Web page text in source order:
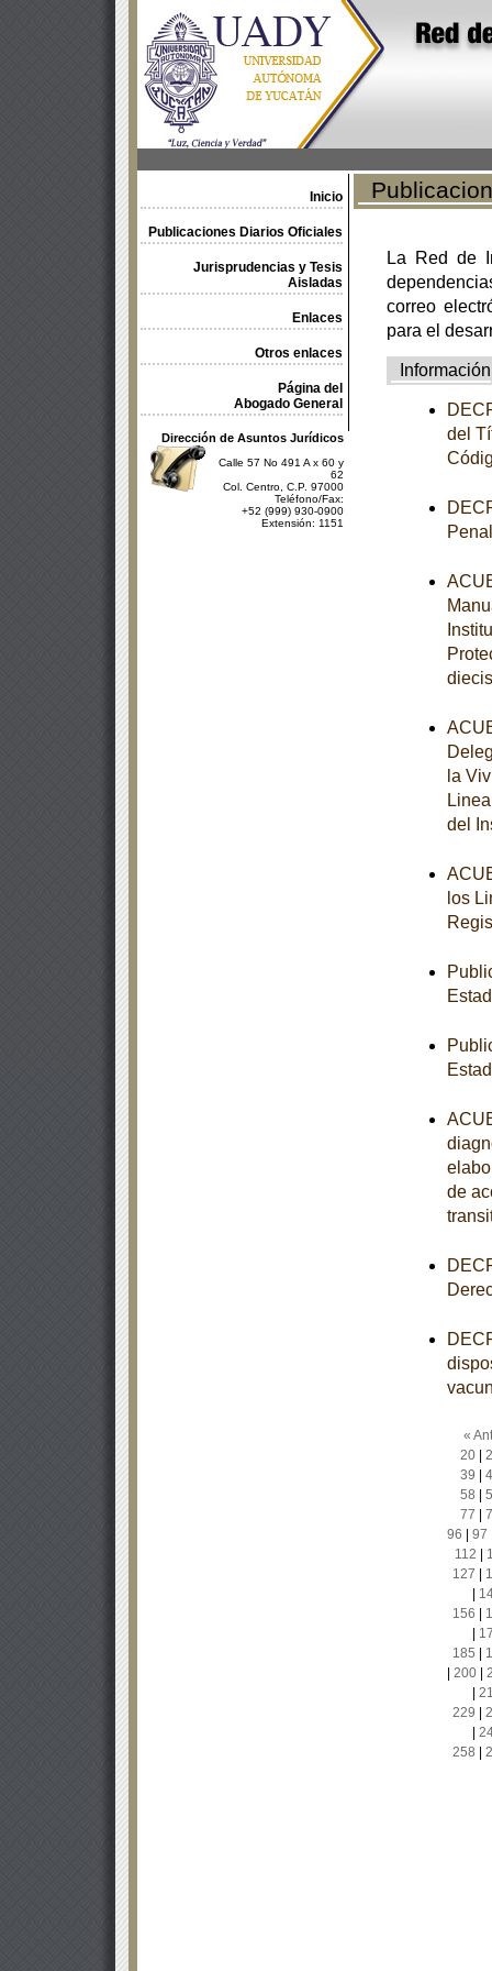
Inicio
Publicaciones Diarios Oficiales
Jurisprudencias y Tesis
Aisladas
Enlaces
Otros enlaces
Página del
Abogado General
Dirección de Asuntos Jurídicos
Calle 57 No 491 A x 60 y
62
Col. Centro, C.P. 97000
Teléfono/Fax:
+52 (999) 930-0900
Extensión: 1151
La Red de
correo
para el
Información
del
la
del
los
de
«
20|
39
58
77
96
97
112
127
156
185
200|
229
258